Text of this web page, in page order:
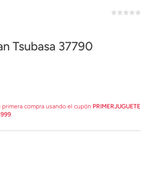
Tsubasa 37790
compra usando el cupón PRIMERJUGUETE
.